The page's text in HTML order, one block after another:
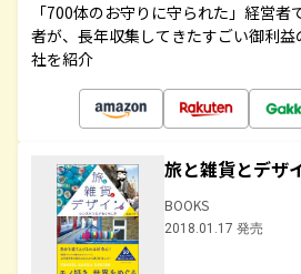
「700体のお守りに守られた」経営
者が、長年収集してきたすごい御利
社を紹介
旅と雑貨とデザ
BOOKS
2018.01.17 発売